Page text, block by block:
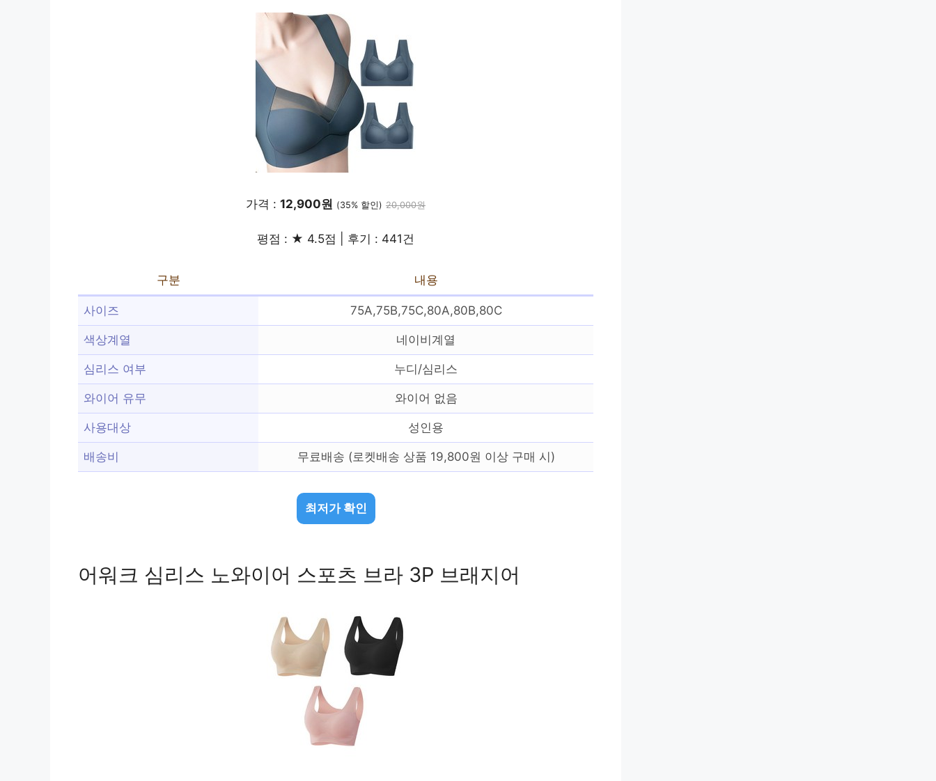
가격 : 12,900원 (35% 할인) 20,000원
평점 : ★ 4.5점 | 후기 : 441건
구분 내용
사이즈 75A,75B,75C,80A,80B,80C
색상계열 네이비계열
심리스 여부 누디/심리스
와이어 유무 와이어 없음
사용대상 성인용
배송비 무료배송 (로켓배송 상품 19,800원 이상 구매 시)
최저가 확인
어워크 심리스 노와이어 스포츠 브라 3P 브래지어